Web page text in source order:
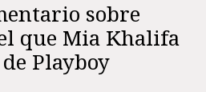
sobre
que Mia Khalifa
Playboy